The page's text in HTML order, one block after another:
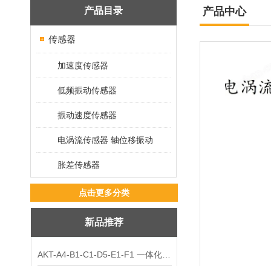
产品目录
传感器
加速度传感器
低频振动传感器
振动速度传感器
电涡流传感器 轴位移振动
胀差传感器
点击更多分类
新品推荐
产品中心